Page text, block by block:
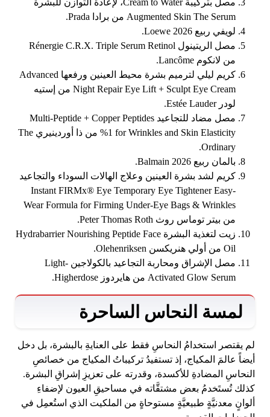
Augmented Skin The Serum من برادا Prada.
لويفي ربيع 2026 Loewe.
مصل الريتينول Rénergie C.R.X. Triple Serum Retinol
من لانكوم Lancôme.
كريم ليلي لترميم بشرة محيط العينين ورفعها Advanced
Night Repair Eye Lift + Sculpt Eye Cream من إستيه
لودر Estée Lauder.
مصل مضاد للتجاعيد Multi-Peptide + Copper Peptides
%1 for Wrinkles and Skin Elasticity من ذا أوردينيري The
Ordinary.
بالمان ربيع 2026 Balmain.
كريم لشد بشرة العينين وعلاج الهالات السوداء والتجاعيد
Instant FIRMx® Eye Temporary Eye Tightener Easy-
Wear Formula for Firming Under-Eye Bags & Wrinkles
من بيتر توماس روث Peter Thomas Roth.
زيت لتغذية البشرة Hydrabarrier Nourishing Peptide Face
Oil من أولي هنريكسن Olehenriksen.
مصل الإشراق ومحاربة التجاعيد بالكولاجين Light-
Activated Glow Serum من هايردوز Higherdose.
لمسة النحاس الساحرة
لم يقتصر استخدامُ النحاسِ فقط على العنايةِ بالبشرة، بل دخل
أيضاً عالمَ المكياج، إذ تستفيدُ تركيباتُ المكياج من خصائصِ
النحاسِ المضادةِ للأكسدة، وقدرته على تعزيزِ إشراقِ البشرة.
كذلك تُستَخدمُ بعض مشتقَّاته في مساحيقِ العيون لإضفاءِ
ألوانٍ معدنيَّةٍ طبيعيَّةٍ مستوحاةٍ من الملكيت الذي استُعمِل في